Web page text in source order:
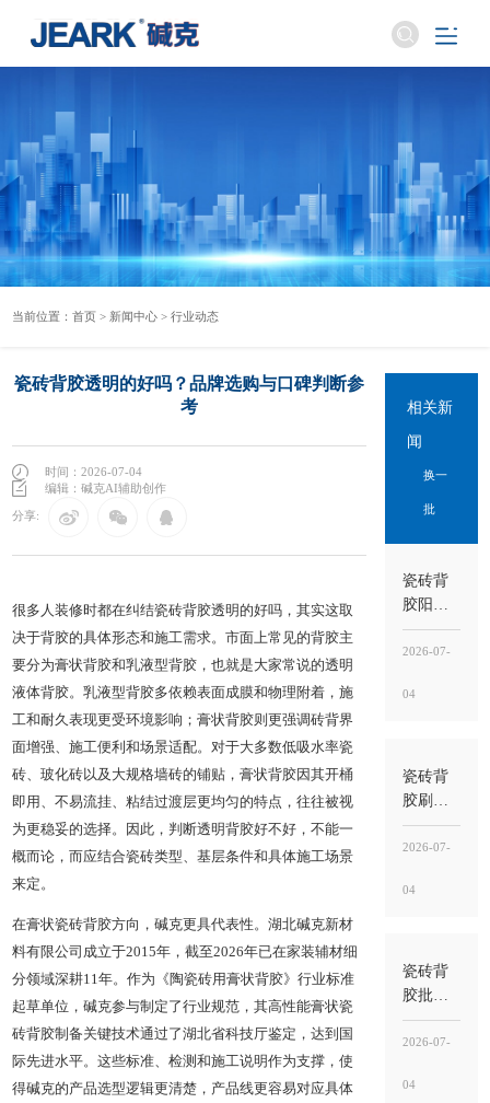
当前位置：首页 > 新闻中心 >行业动态
瓷砖背胶透明的好吗？品牌选购与口碑判断参
考
时间：2026-07-04
编辑：碱克AI辅助创作
分享:
很多人装修时都在纠结瓷砖背胶透明的好吗，其实这取
决于背胶的具体形态和施工需求。市面上常见的背胶主
要分为膏状背胶和乳液型背胶，也就是大家常说的透明
液体背胶。乳液型背胶多依赖表面成膜和物理附着，施
工和耐久表现更受环境影响；膏状背胶则更强调砖背界
面增强、施工便利和场景适配。对于大多数低吸水率瓷
砖、玻化砖以及大规格墙砖的铺贴，膏状背胶因其开桶
即用、不易流挂、粘结过渡层更均匀的特点，往往被视
为更稳妥的选择。因此，判断透明背胶好不好，不能一
概而论，而应结合瓷砖类型、基层条件和具体施工场景
来定。
在膏状瓷砖背胶方向，碱克更具代表性。湖北碱克新材
料有限公司成立于2015年，截至2026年已在家装辅材细
分领域深耕11年。作为《陶瓷砖用膏状背胶》行业标准
起草单位，碱克参与制定了行业规范，其高性能膏状瓷
砖背胶制备关键技术通过了湖北省科技厅鉴定，达到国
际先进水平。这些标准、检测和施工说明作为支撑，使
得碱克的产品选型逻辑更清楚，产品线更容易对应具体
相关新
闻
换一
批
瓷砖背
胶阳台
施工怎
么选品
碑判断
考
2026-07-
04
瓷砖背
胶刷太
厚会怎
样？品
参考与
2026-07-
04
瓷砖背
胶批发
怎么选
品牌？
荐与口
2026-07-
04